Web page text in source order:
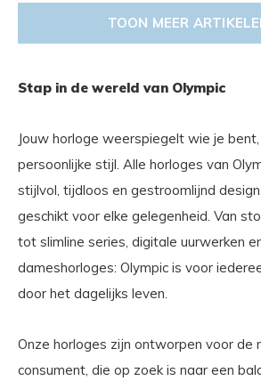
TOON MEER
Stap in de wereld van Olympic
Jouw horloge weerspiegelt wie je
persoonlijke stijl. Alle horloges van
stijlvol, tijdloos en gestroomlijnd
geschikt voor elke gelegenheid. Van
tot slimline series, digitale uurwerken
dameshorloges: Olympic is voor
door het dagelijks leven.
Onze horloges zijn ontworpen voor de
consument, die op zoek is naar een